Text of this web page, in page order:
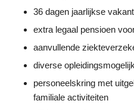
36 dagen jaarlijkse
extra legaal pensioen
aanvullende
diverse
personeelskring met
familiale activiteiten